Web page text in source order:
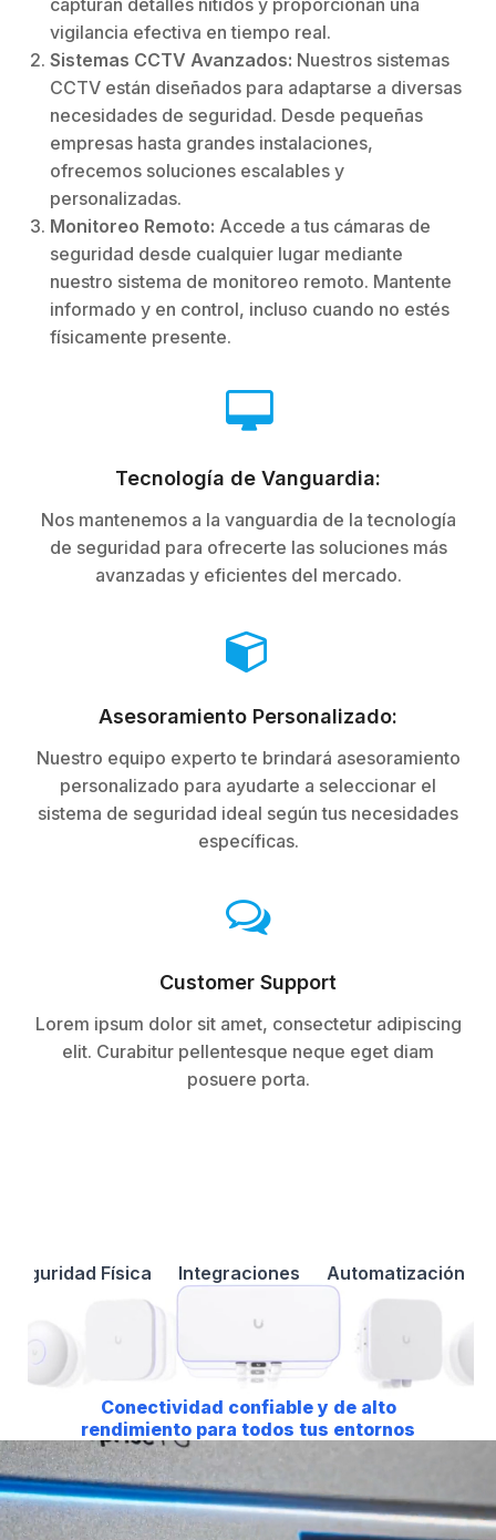
capturan detalles nítidos y proporcionan una
vigilancia efectiva en tiempo real.
Sistemas CCTV Avanzados: Nuestros sistemas
CCTV están diseñados para adaptarse a diversas
necesidades de seguridad. Desde pequeñas
empresas hasta grandes instalaciones,
ofrecemos soluciones escalables y
personalizadas.
Monitoreo Remoto: Accede a tus cámaras de
seguridad desde cualquier lugar mediante
nuestro sistema de monitoreo remoto. Mantente
informado y en control, incluso cuando no estés
físicamente presente.
Tecnología de Vanguardia:
Nos mantenemos a la vanguardia de la tecnología
de seguridad para ofrecerte las soluciones más
avanzadas y eficientes del mercado.
Asesoramiento Personalizado:
Nuestro equipo experto te brindará asesoramiento
personalizado para ayudarte a seleccionar el
sistema de seguridad ideal según tus necesidades
específicas.
Customer Support
Lorem ipsum dolor sit amet, consectetur adipiscing
elit. Curabitur pellentesque neque eget diam
posuere porta.
Seguridad Física Integraciones Automatización
Conectividad confiable y de alto
rendimiento para todos tus entornos